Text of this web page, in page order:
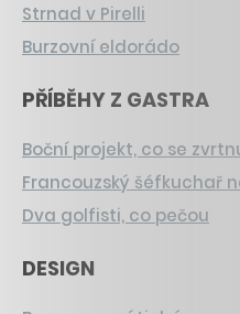
Strnad v Pirelli
Burzovní eldorádo
PŘÍBĚHY Z GASTRA
Boční projekt, co se
Francouzský šéfkuchař
Dva golfisti, co pečou
DESIGN